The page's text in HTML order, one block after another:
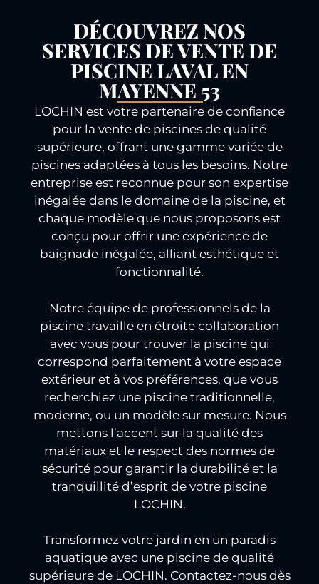
DÉCOUVREZ NOS
SERVICES DE VENTE DE
PISCINE LAVAL EN
MAYENNE 53
LOCHIN est votre partenaire de confiance
pour la vente de piscines de qualité
supérieure, offrant une gamme variée de
piscines adaptées à tous les besoins. Notre
entreprise est reconnue pour son expertise
inégalée dans le domaine de la piscine, et
chaque modèle que nous proposons est
conçu pour offrir une expérience de
baignade inégalée, alliant esthétique et
fonctionnalité.
Notre équipe de professionnels de la
piscine travaille en étroite collaboration
avec vous pour trouver la piscine qui
correspond parfaitement à votre espace
extérieur et à vos préférences, que vous
recherchiez une piscine traditionnelle,
moderne, ou un modèle sur mesure. Nous
mettons l’accent sur la qualité des
matériaux et le respect des normes de
sécurité pour garantir la durabilité et la
tranquillité d’esprit de votre piscine
LOCHIN.
Transformez votre jardin en un paradis
aquatique avec une piscine de qualité
supérieure de LOCHIN. Contactez-nous dès